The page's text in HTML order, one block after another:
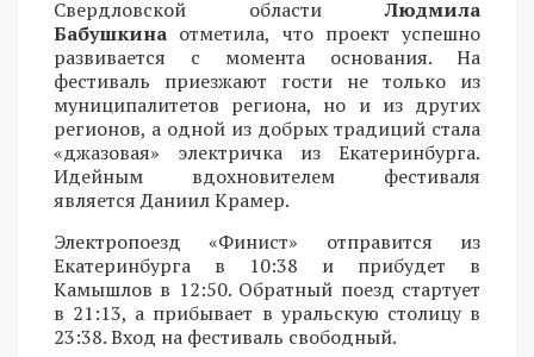
Свердловской областиЛюдмила
Бабушкина отметила, что проект успешно
развивается с момента основания. На
фестиваль приезжают гости не только из
муниципалитетов региона, но и из других
регионов, а одной из добрых традиций стала
«джазовая» электричка из Екатеринбурга.
Идейным вдохновителем фестиваля
является Даниил Крамер.
Электропоезд «Финист» отправится из
Екатеринбурга в 10:38 и прибудет в
Камышлов в 12:50. Обратный поезд стартует
в 21:13, а прибывает в уральскую столицу в
23:38. Вход на фестиваль свободный.